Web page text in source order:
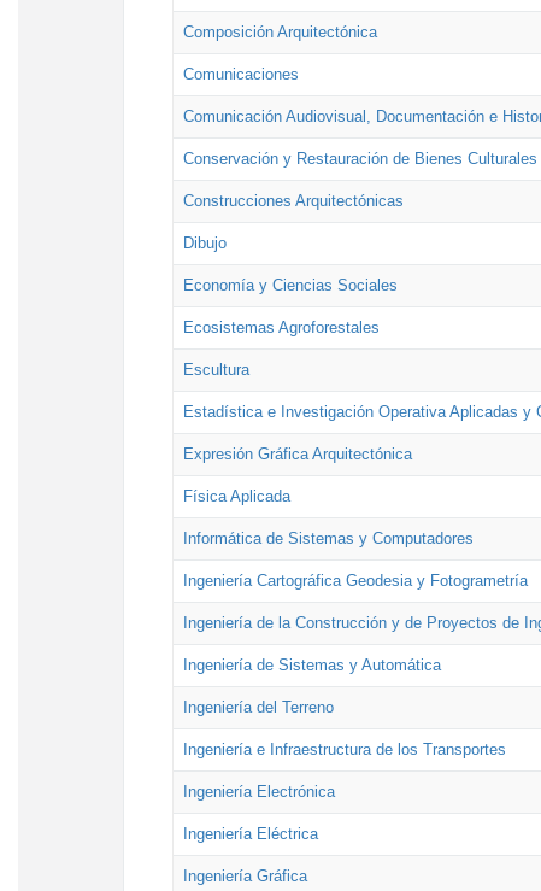
Composición Arquitectónica
Comunicaciones
Comunicación Audiovisual, Documentación e
Conservación y Restauración de Bienes Culturales
Construcciones Arquitectónicas
Dibujo
Economía y Ciencias Sociales
Ecosistemas Agroforestales
Escultura
Estadística e Investigación Operativa Aplicadas y
Expresión Gráfica Arquitectónica
Física Aplicada
Informática de Sistemas y Computadores
Ingeniería Cartográfica Geodesia y Fotogrametría
Ingeniería de la Construcción y de Proyectos de
Ingeniería de Sistemas y Automática
Ingeniería del Terreno
Ingeniería e Infraestructura de los Transportes
Ingeniería Electrónica
Ingeniería Eléctrica
Ingeniería Gráfica